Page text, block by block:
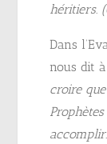
héritiers.
Dans
nous dit
croire